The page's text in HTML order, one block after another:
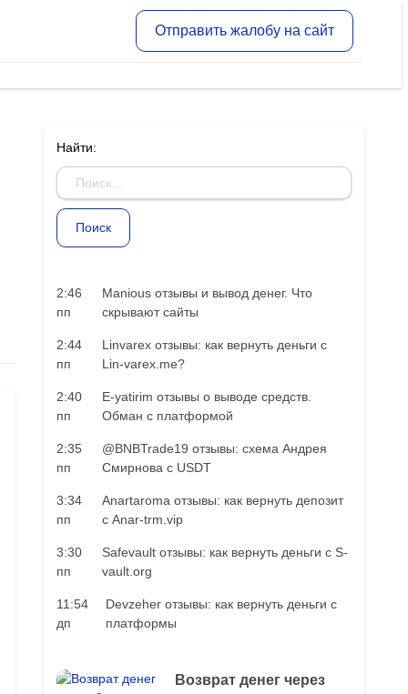
Отправить жалобу на сайт
Найти:
2:46
пп
Manious отзывы и вывод денег. Что
скрывают сайты
2:44
пп
Linvarex отзывы: как вернуть деньги с
Lin-varex.me?
2:40
пп
E-yatirim отзывы о выводе средств.
Обман с платформой
2:35
пп
@BNBTrade19 отзывы: схема Андрея
Смирнова с USDT
3:34
пп
Anartaroma отзывы: как вернуть депозит
с Anar-trm.vip
3:30
пп
Safevault отзывы: как вернуть деньги с S-
vault.org
11:54
дп
Devzeher отзывы: как вернуть деньги с
платформы
Возврат денег через